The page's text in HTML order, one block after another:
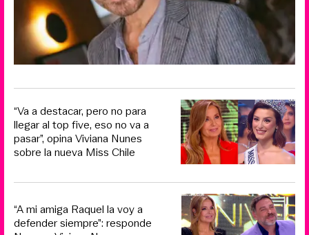
“Va a destacar, pero no para
llegar al top five, eso no va a
pasar”, opina Viviana Nunes
sobre la nueva Miss Chile
“A mi amiga Raquel la voy a
defender siempre”: responde